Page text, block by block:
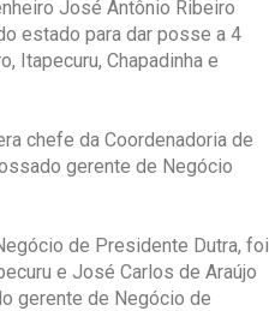
José Antônio Ribeiro
estado para dar posse a 4
Itapecuru, Chapadinha e
chefe da Coordenadoria de
gerente de Negócio
de Presidente Dutra, foi
e José Carlos de Araújo
gerente de Negócio de